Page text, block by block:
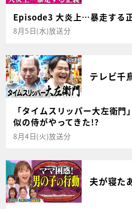
Episode3 大炎上…暴走する
8月5日(水)放送分
テレビ千
「タイムスリッパー大左衛
似の侍がやってきた!?
8月4日(火)放送分
夫が寝た